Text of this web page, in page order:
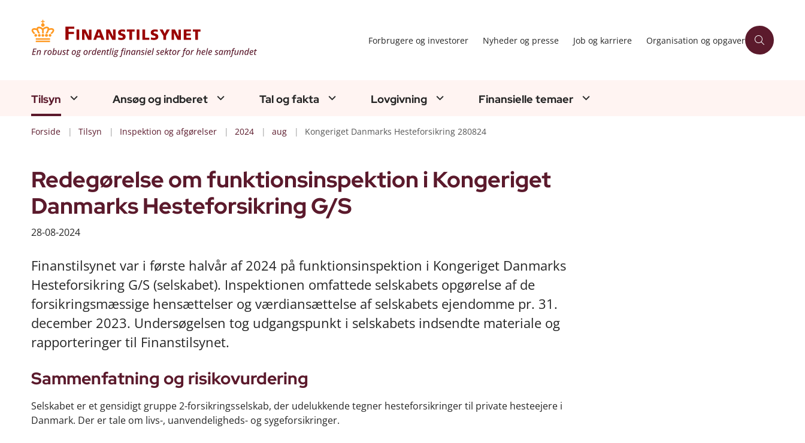
Forbrugere og investorer Nyheder og presse Job og karriere Organisation og opgaver
Tilsyn Ansøg og indberet Tal og fakta Lovgivning Finansielle temaer
Forside Tilsyn Inspektion og afgørelser 2024 aug Kongeriget Danmarks Hesteforsikring 280824
Redegørelse om funktionsinspektion i Kongeriget
Danmarks Hesteforsikring G/S
28-08-2024
Finanstilsynet var i første halvår af 2024 på funktionsinspektion i Kongeriget Danmarks
Hesteforsikring G/S (selskabet). Inspektionen omfattede selskabets opgørelse af de
forsikringsmæssige hensættelser og værdiansættelse af selskabets ejendomme pr. 31.
december 2023. Undersøgelsen tog udgangspunkt i selskabets indsendte materiale og
rapporteringer til Finanstilsynet.
Sammenfatning og risikovurdering
Selskabet er et gensidigt gruppe 2-forsikringsselskab, der udelukkende tegner hesteforsikringer til private hesteejere i
Danmark. Der er tale om livs-, uanvendeligheds- og sygeforsikringer.